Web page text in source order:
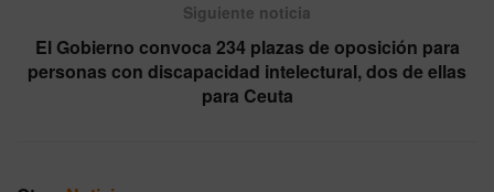
Siguiente noticia
El Gobierno convoca 234 plazas de oposición para
personas con discapacidad intelectural, dos de ellas
para Ceuta